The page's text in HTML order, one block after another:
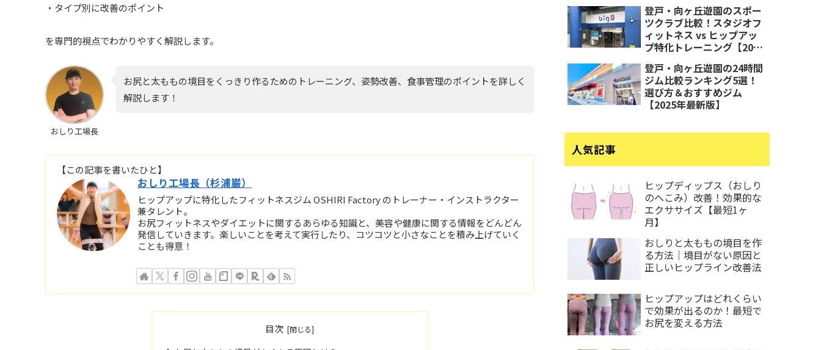
・タイプ別に改善のポイント
を専門的視点でわかりやすく解説します。
おしり工場長
お尻と太ももの境目をくっきり作るためのトレーニング、姿勢改善、食事管理のポイントを詳しく
解説します！
【この記事を書いたひと】
おしり工場長（杉浦巌）
ヒップアップに特化したフィットネスジム OSHIRI Factory のトレーナー・インストラクター
兼タレント。
お尻フィットネスやダイエットに関するあらゆる知識と、美容や健康に関する情報をどんどん
発信していきます。楽しいことを考えて実行したり、コツコツと小さなことを積み上げていく
ことも得意！
目次
登戸・向ヶ丘遊園のスポー
ツクラブ比較！スタジオフ
ィットネス vs ヒップアッ
プ特化トレーニング【2025
登戸・向ヶ丘遊園の24時間
ジム比較ランキング5選！
選び方＆おすすめジム
【2025年最新版】
人気記事
ヒップディップス（おしり
のへこみ）改善！効果的な
エクササイズ【最短1ヶ
月】
おしりと太ももの境目を作
る方法｜境目がない原因と
正しいヒップライン改善法
ヒップアップはどれくらい
で効果が出るのか！最短で
お尻を変える方法